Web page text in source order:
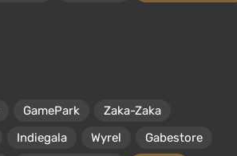
GamePark
Zaka-Zaka
Indiegala Wyrel
Gabestore